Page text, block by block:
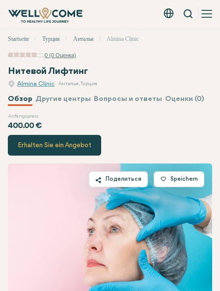
Русский - EUR
Вызов
меню
Startseite Турция Анталья Almina Clinic
0 (0 Оценка)
Нитевой Лифтинг
Almina Clinic Анталья, Турция
Обзор Другие центры Вопросы и ответы Оценки (0)
Anfangspreis
400.00 €
Almina Clinic
Erhalten Sie ein Angebot
Поделиться
Twitter
Facebook
Linkedin
Электронная почта
Speichern